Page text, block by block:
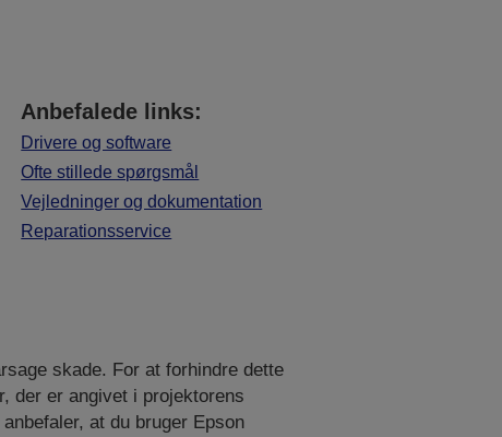
Anbefalede links:
Drivere og software
Ofte stillede spørgsmål
Vejledninger og dokumentation
Reparationsservice
skade. For at forhindre dette
der er angivet i projektorens
at du bruger Epson